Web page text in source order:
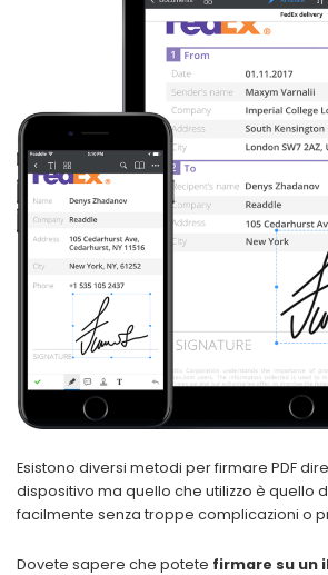
Esistono diversi metodi per firmare PDF
dispositivo ma quello che utilizzo è quello
facilmente senza troppe complicazioni o
Dovete sapere che potete firmare su un